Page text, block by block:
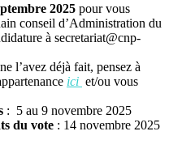
2025 pour vous
conseil d’Administration du
à secretariat@cnp-
l’avez déjà fait, pensez à
ici et/ou vous
: 5 au 9 novembre 2025
du vote : 14 novembre 2025